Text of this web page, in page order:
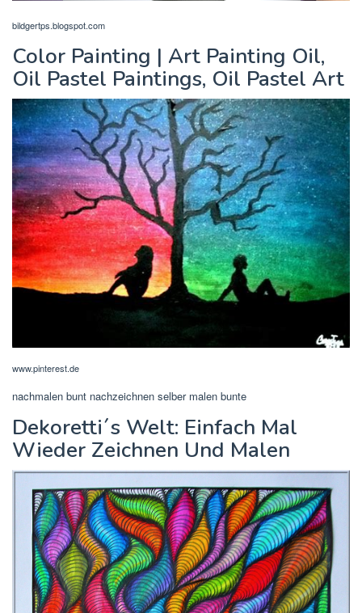
bildgertps.blogspot.com
Color Painting | Art Painting Oil,
Oil Pastel Paintings, Oil Pastel Art
www.pinterest.de
nachmalen bunt nachzeichnen selber malen bunte
Dekoretti´s Welt: Einfach Mal
Wieder Zeichnen Und Malen